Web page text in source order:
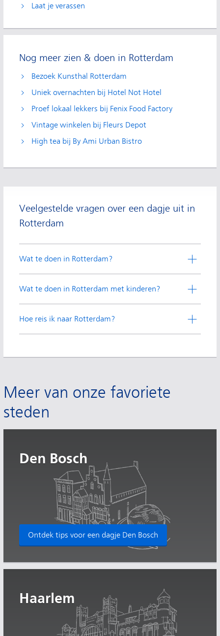
Laat je verassen
Nog meer zien & doen in Rotterdam
Bezoek Kunsthal Rotterdam
Uniek overnachten bij Hotel Not Hotel
Proef lokaal lekkers bij Fenix Food Factory
Vintage winkelen bij Fleurs Depot
High tea bij By Ami Urban Bistro
Veelgestelde vragen over een dagje uit in
Rotterdam
Wat te doen in Rotterdam?
Wat te doen in Rotterdam met kinderen?
Hoe reis ik naar Rotterdam?
Meer van onze favoriete
steden
Den Bosch
Ontdek tips voor een dagje Den Bosch
Haarlem